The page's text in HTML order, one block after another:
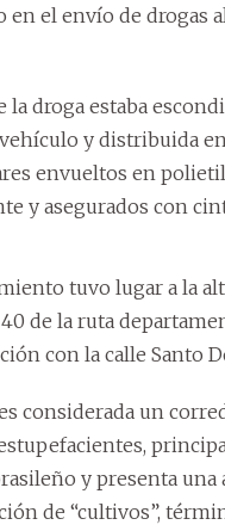
en el envío de drogas
la droga estaba
y distribuida
envueltos en
y asegurados con
tuvo lugar a la
de la ruta
con la calle Santo
considerada un
y presenta una
de “cultivos”,